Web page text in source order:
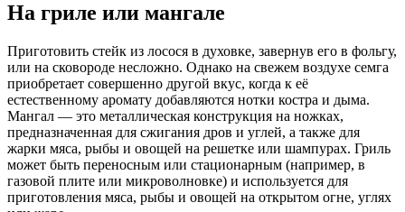
На гриле или мангале
Приготовить стейк из лосося в духовке, завернув его в фольгу,
или на сковороде несложно. Однако на свежем воздухе семга
приобретает совершенно другой вкус, когда к её
естественному аромату добавляются нотки костра и дыма.
Мангал — это металлическая конструкция на ножках,
предназначенная для сжигания дров и углей, а также для
жарки мяса, рыбы и овощей на решетке или шампурах. Гриль
может быть переносным или стационарным (например, в
газовой плите или микроволновке) и используется для
приготовления мяса, рыбы и овощей на открытом огне, углях